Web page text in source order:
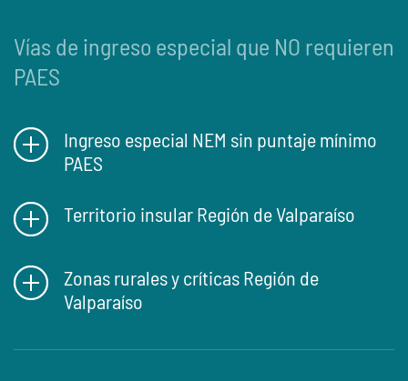
Vías de ingreso especial que NO requieren
PAES
Ingreso especial NEM sin puntaje mínimo
PAES
Territorio insular Región de Valparaíso
Zonas rurales y críticas Región de
Valparaíso